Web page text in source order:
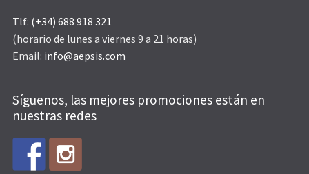
Tlf: (+34) 688 918 321
(horario de lunes a viernes 9 a 21 horas)
Email: info@aepsis.com
Síguenos, las mejores promociones están en
nuestras redes